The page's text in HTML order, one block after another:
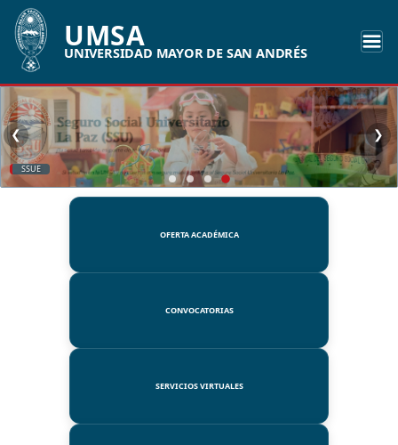
UMSA
UNIVERSIDAD MAYOR DE SAN ANDRÉS
SSUE
❮ ❯
OFERTA ACADÉMICA
CONVOCATORIAS
SERVICIOS VIRTUALES